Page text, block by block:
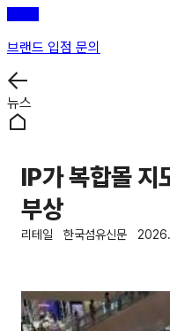
브랜드 입점 문의
뉴스
IP가 복합몰
부상
리테일 한국섬유신문